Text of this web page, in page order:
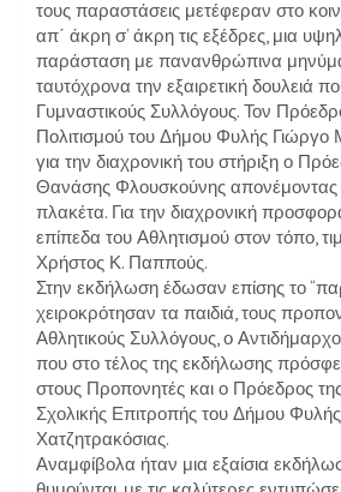
τους παραστάσεις μετέφεραν στο
απ΄ άκρη σ’ άκρη τις εξέδρες, μια
παράσταση με πανανθρώπινα
ταυτόχρονα την εξαιρετική δουλειά
Γυμναστικούς Συλλόγους. Τον
Πολιτισμού του Δήμου Φυλής Γιώργο
για την διαχρονική του στήριξη ο
Θανάσης Φλουσκούνης απονέμοντας
πλακέτα. Για την διαχρονική
επίπεδα του Αθλητισμού στον τόπο,
Χρήστος Κ. Παππούς.
Στην εκδήλωση έδωσαν επίσης το
χειροκρότησαν τα παιδιά, τους
Αθλητικούς Συλλόγους, ο
που στο τέλος της εκδήλωσης
στους Προπονητές και ο Πρόεδρος
Σχολικής Επιτροπής του Δήμου
Χατζητρακόσιας.
Αναμφίβολα ήταν μια εξαίσια